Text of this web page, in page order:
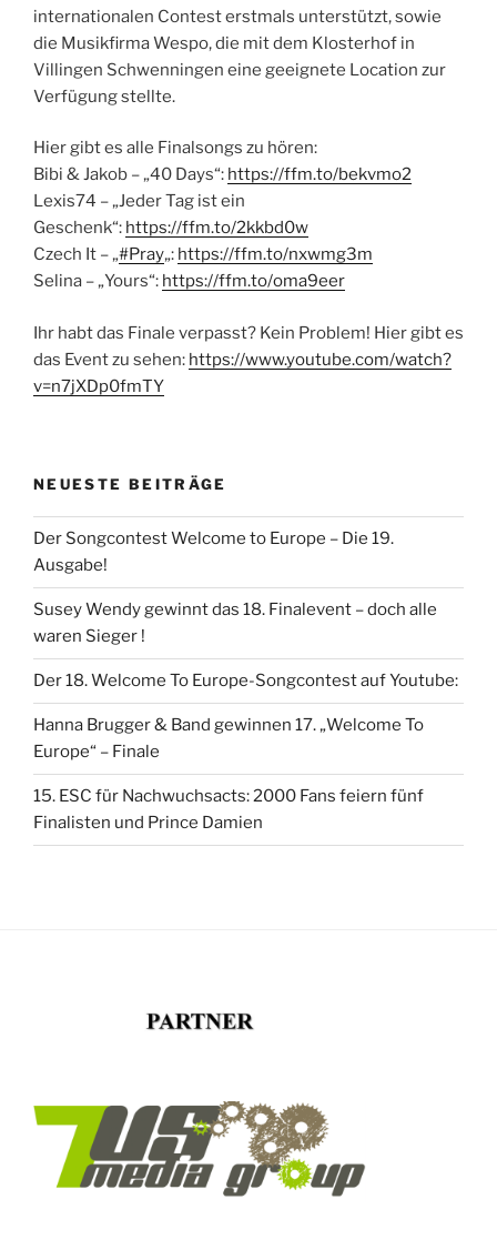
internationalen Contest erstmals unterstützt, sowie
die Musikfirma Wespo, die mit dem Klosterhof in
Villingen Schwenningen eine geeignete Location zur
Verfügung stellte.
Hier gibt es alle Finalsongs zu hören:
Bibi & Jakob – „40 Days“: https://ffm.to/bekvmo2
Lexis74 – „Jeder Tag ist ein
Geschenk“: https://ffm.to/2kkbd0w
Czech It – „#Pray„: https://ffm.to/nxwmg3m
Selina – „Yours“: https://ffm.to/oma9eer
Ihr habt das Finale verpasst? Kein Problem! Hier gibt es
das Event zu sehen: https://www.youtube.com/watch?
v=n7jXDp0fmTY
NEUESTE BEITRÄGE
Der Songcontest Welcome to Europe – Die 19.
Ausgabe!
Susey Wendy gewinnt das 18. Finalevent – doch alle
waren Sieger !
Der 18. Welcome To Europe-Songcontest auf Youtube:
Hanna Brugger & Band gewinnen 17. „Welcome To
Europe“ – Finale
15. ESC für Nachwuchsacts: 2000 Fans feiern fünf
Finalisten und Prince Damien